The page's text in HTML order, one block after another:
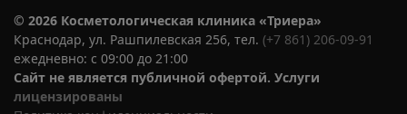
© 2026 Косметологическая клиника «Триера»
Краснодар, ул. Рашпилевская 256, тел. (+7 861) 206-09-91
ежедневно: с 09:00 до 21:00
Сайт не является публичной офертой. Услуги
лицензированы